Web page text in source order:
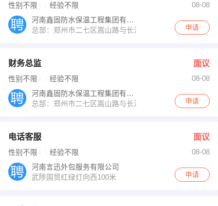
性别不限 经验不限
08-08
河南鑫固防水保温工程集团有限公司
总部：郑州市二七区嵩山路与长江路交叉口西南角亚星
申请
财务总监 面议
性别不限 经验不限
08-08
河南鑫固防水保温工程集团有限公司
总部：郑州市二七区嵩山路与长江路交叉口西南角亚星
申请
电话客服 面议
性别不限 经验不限
08-08
河南言迅外包服务有限公司
武陟国贸红绿灯向西100米
申请